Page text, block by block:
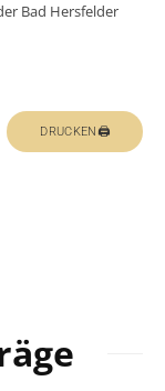
Bad Hersfelder
DRUCKEN🖨